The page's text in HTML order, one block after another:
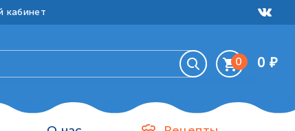
кабинет
0 0 ₽
Ваша корзина пуста